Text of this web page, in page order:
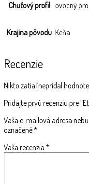
Chuťový profil ovocný
Krajina pôvodu Keňa
Recenzie
Nikto zatiaľ nepridal
Pridajte prvú recenziu pre
Vaša e-mailová adresa
označené*
Vaša recenzia *